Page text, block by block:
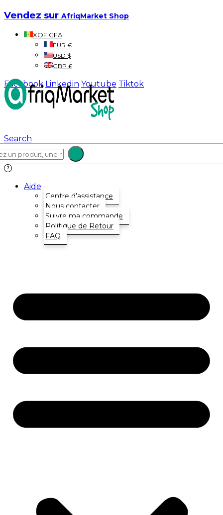
Vendez sur AfriqMarket Shop
XOF CFA
EUR €
USD $
GBP £
Facebook Linkedin Youtube Tiktok
Search
Aide
Centre d’assistance
Nous contacter
Suivre ma commande
Politique de Retour
FAQ